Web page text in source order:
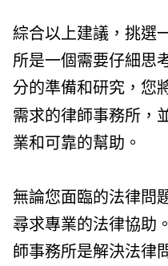
綜合以上建議，挑選
所是一個需要仔細思
分的準備和研究，您
需求的律師事務所，
業和可靠的幫助。
無論您面臨的法律問
尋求專業的法律協助
師事務所是解決法律